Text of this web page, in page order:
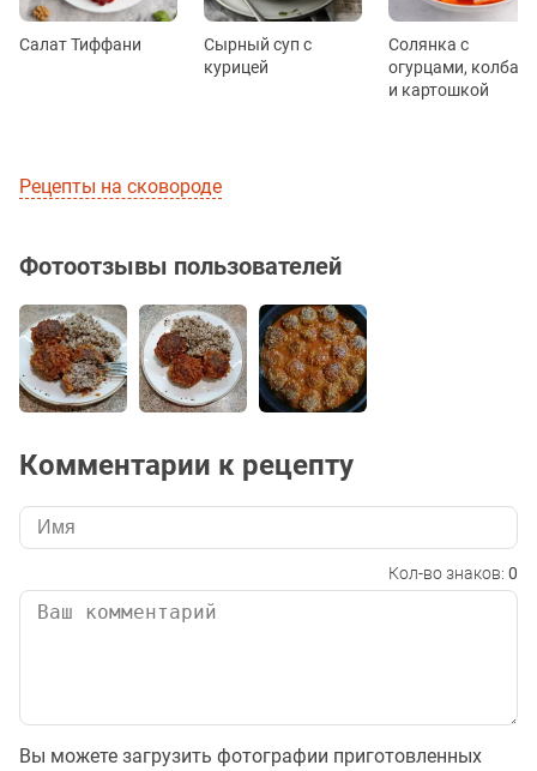
Салат Тиффани
Сырный суп с
курицей
Солянка с
огурцами,
и картошкой
Рецепты на сковороде
Фотоотзывы пользователей
Комментарии к рецепту
Кол-во знаков: 0
Вы можете загрузить фотографии приготовленных